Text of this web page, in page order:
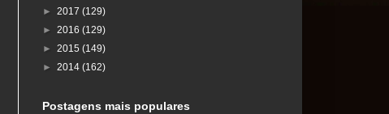
► 2017 (129)
► 2016 (129)
► 2015 (149)
► 2014 (162)
Postagens mais populares